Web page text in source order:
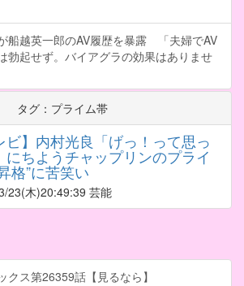
船越英一郎のAV履歴を暴露 「夫婦でAV
勃起せず。バイアグラの効果はありませ
タグ：プライム帯
ビ】内村光良「げっ！って思っ
ちようチャップリンのプライ
格”に苦笑い
23(木)20:49:39 芸能
クス第26359話【見るなら】